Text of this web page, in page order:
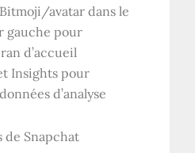
avatar dans le
gauche pour
d’accueil
Insights pour
d’analyse